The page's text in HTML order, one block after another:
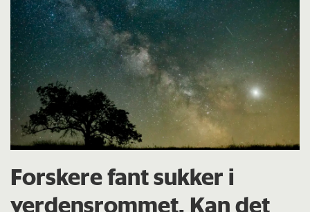
Forskere fant sukker i
verdensrommet. Kan det